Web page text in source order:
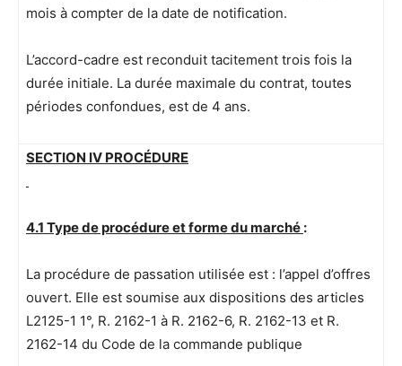
mois à compter de la date de notification.
L’accord-cadre est reconduit tacitement trois fois la
durée initiale. La durée maximale du contrat, toutes
périodes confondues, est de 4 ans.
SECTION IV PROCÉDURE
4.1 Type de procédure et forme du marché :
La procédure de passation utilisée est : l’appel d’offres
ouvert. Elle est soumise aux dispositions des articles
L2125-1 1°, R. 2162-1 à R. 2162-6, R. 2162-13 et R.
2162-14 du Code de la commande publique